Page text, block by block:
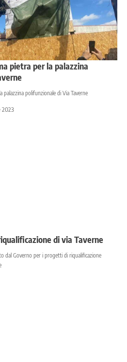
pietra per la palazzina
polifunzionale di Via Taverne
2023
di via Taverne
dal Governo per i progetti di riqualificazione